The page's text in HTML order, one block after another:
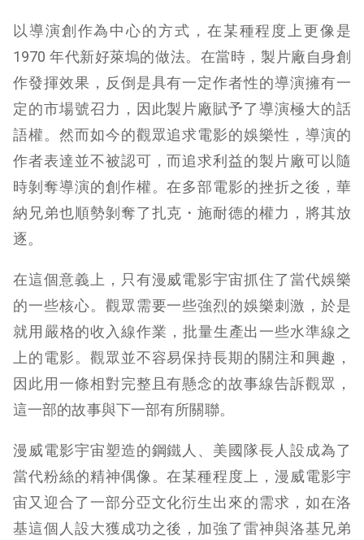
以導演創作為中心的方式，在某種程度上更像是
1970 年代新好萊塢的做法。在當時，製片廠自身創
作發揮效果，反倒是具有一定作者性的導演擁有一
定的市場號召力，因此製片廠賦予了導演極大的話
語權。然而如今的觀眾追求電影的娛樂性，導演的
作者表達並不被認可，而追求利益的製片廠可以隨
時剝奪導演的創作權。在多部電影的挫折之後，華
納兄弟也順勢剝奪了扎克・施耐德的權力，將其放
逐。
在這個意義上，只有漫威電影宇宙抓住了當代娛樂
的一些核心。觀眾需要一些強烈的娛樂刺激，於是
就用​​嚴格的收入線作業，批量生產出一些水準線之
上的電影。觀眾並不容易保持長期的關注和興趣，
因此用一條相對完整且有懸念的故事線告訴觀眾，
這一部的故事與下一部有所關聯。
漫威電影宇宙塑造的鋼鐵人、美國隊長人設成為了
當代粉絲的精神偶像。在某種程度上，漫威電影宇
宙又迎合了一部分亞文化衍生出來的需求，如在洛
基這個人設大獲成功之後，加強了雷神與洛基兄弟